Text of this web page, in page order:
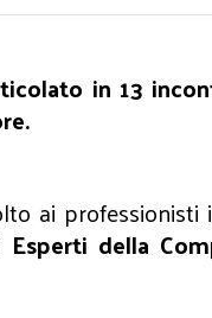
in 13
ai professionisti
della